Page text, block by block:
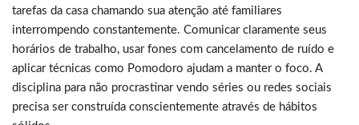
tarefas da casa chamando sua atenção até familiares
interrompendo constantemente. Comunicar claramente seus
horários de trabalho, usar fones com cancelamento de ruído e
aplicar técnicas como Pomodoro ajudam a manter o foco. A
disciplina para não procrastinar vendo séries ou redes sociais
precisa ser construída conscientemente através de hábitos